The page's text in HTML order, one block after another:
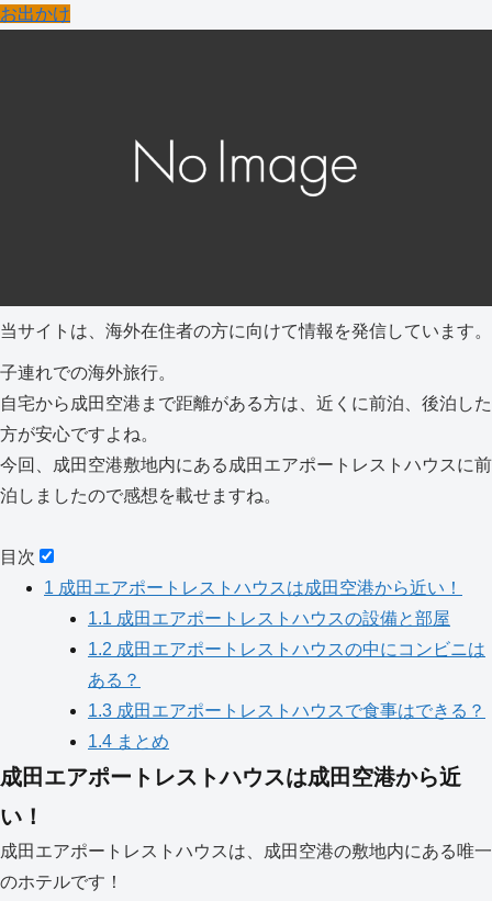
お出かけ
当サイトは、海外在住者の方に向けて情報を発信しています。
子連れでの海外旅行。
自宅から成田空港まで距離がある方は、近くに前泊、後泊した
方が安心ですよね。
今回、成田空港敷地内にある成田エアポートレストハウスに前
泊しましたので感想を載せますね。
目次
1 成田エアポートレストハウスは成田空港から近い！
1.1 成田エアポートレストハウスの設備と部屋
1.2 成田エアポートレストハウスの中にコンビニは
ある？
1.3 成田エアポートレストハウスで食事はできる？
1.4 まとめ
成田エアポートレストハウスは成田空港から近
い！
成田エアポートレストハウスは、成田空港の敷地内にある唯一
のホテルです！